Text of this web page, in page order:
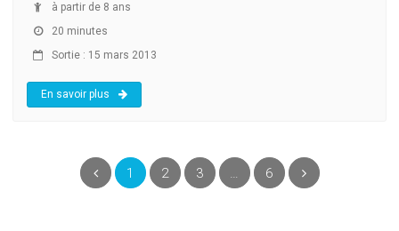
à partir de 8 ans
20 minutes
Sortie : 15 mars 2013
En savoir plus
Précédent
1 (current)
2 3 … 6 Suivant